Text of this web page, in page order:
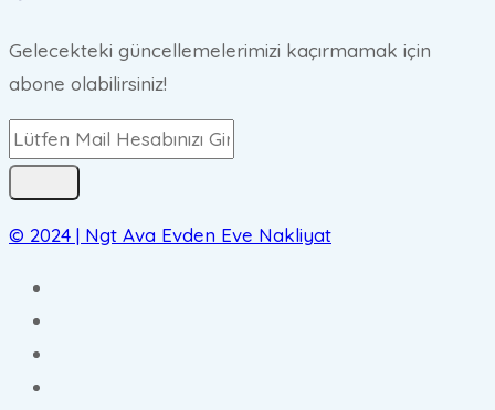
Gelecekteki güncellemelerimizi kaçırmamak için
abone olabilirsiniz!
© 2024 | Ngt Ava Evden Eve Nakliyat